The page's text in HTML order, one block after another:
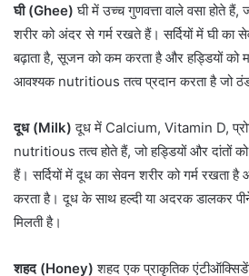
घी (Ghee) घी में उच्च गुणवत्ता वाले वसा होते
शरीर को अंदर से गर्म रखते हैं। सर्दियों में घी
बढ़ाता है, सूजन को कम करता है और हड्डियों को
आवश्यक nutritious तत्व प्रदान करता है जो ठंड
दूध (Milk) दूध में Calcium, Vitamin D,
nutritious तत्व होते हैं, जो हड्डियों और दांतों
हैं। सर्दियों में दूध का सेवन शरीर को गर्म
करता है। दूध के साथ हल्दी या अदरक डालकर
मिलती है।
शहद (Honey) शहद एक प्राकृतिक